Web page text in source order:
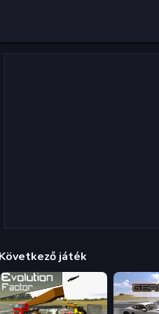
Következő játék